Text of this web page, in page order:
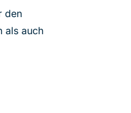
den
als auch